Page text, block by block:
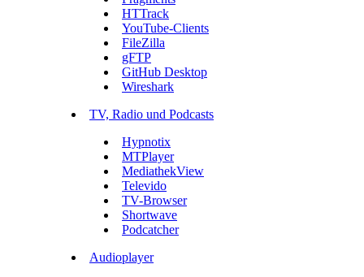
HTTrack
YouTube-Clients
FileZilla
gFTP
GitHub Desktop
Wireshark
TV, Radio und Podcasts
Hypnotix
MTPlayer
MediathekView
Televido
TV-Browser
Shortwave
Podcatcher
Audioplayer